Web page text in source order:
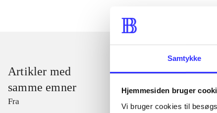
Samtykke
Hjemmesiden bruger
Vi bruger cookies til
Artikler med
samme emner
Fra